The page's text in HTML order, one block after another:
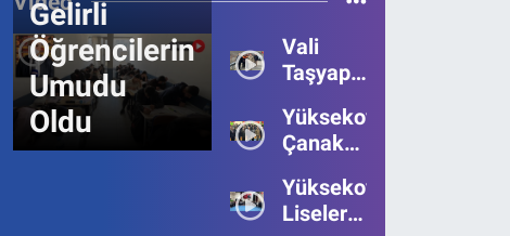
Gelirli
Öğrencilerin
Umudu
Oldu
Vali
Taşyapan,
Bölgesinde
İncelemelerde
Bulundu
Yüksekova’da
Çanakkale
111.Yılı
Kutlandı
Yüksekova’da
Liseler